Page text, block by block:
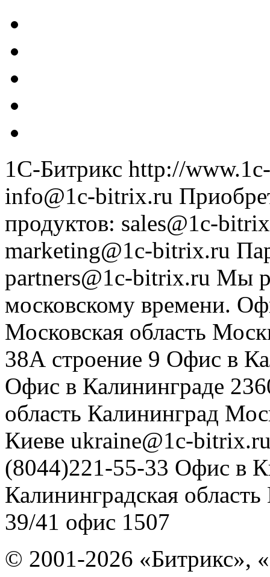
1С-Битрикс http://
info@1c-bitrix.ru
продуктов: sales@1c-
marketing@1c-bitrix.ru
partners@1c-bitrix.ru Мы
московскому времени.
Московская область
38А строение 9 Офис в
Офис в Калининграде
область Калининград
Киеве ukraine@1c-
(8044)221-55-33 Офис в
Калининградская область
39/41 офис 1507
© 2001-2026 «Битрикс»,